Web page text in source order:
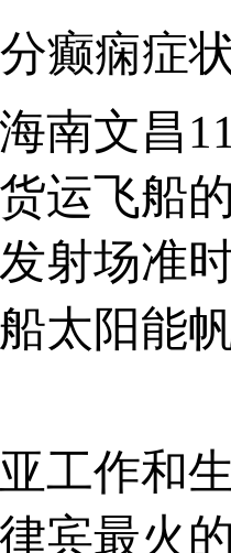
癫痫症
文昌11
运飞船
射场准
太阳能
作和生
宾最火